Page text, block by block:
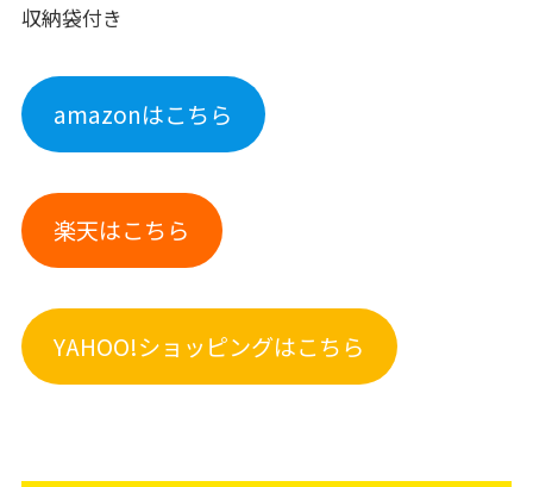
収納袋付き
amazonはこちら
楽天はこちら
YAHOO!ショッピングはこちら